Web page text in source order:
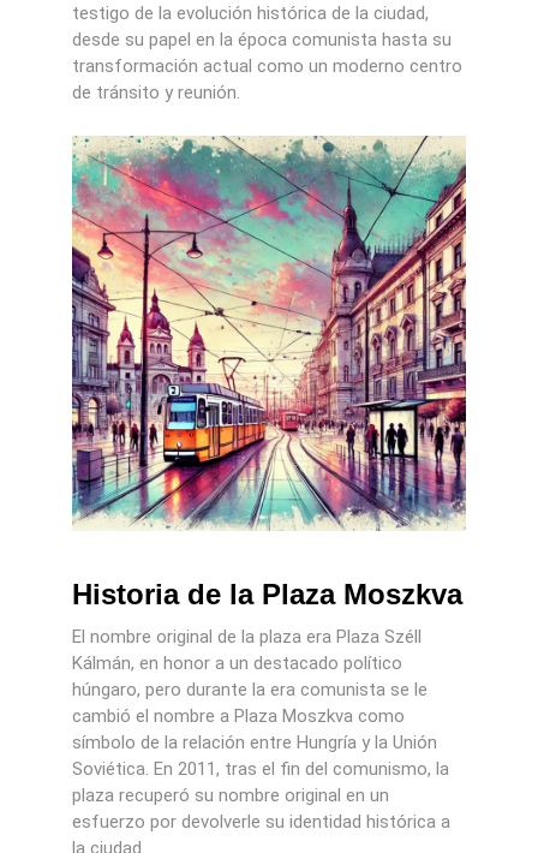
testigo de la evolución histórica de la ciudad,
desde su papel en la época comunista hasta su
transformación actual como un moderno centro
de tránsito y reunión.
Historia de la Plaza Moszkva
El nombre original de la plaza era Plaza Széll
Kálmán, en honor a un destacado político
húngaro, pero durante la era comunista se le
cambió el nombre a Plaza Moszkva como
símbolo de la relación entre Hungría y la Unión
Soviética. En 2011, tras el fin del comunismo, la
plaza recuperó su nombre original en un
esfuerzo por devolverle su identidad histórica a
la ciudad.